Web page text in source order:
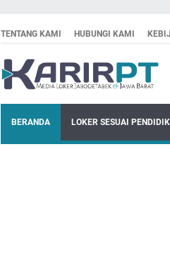
TENTANG KAMI HUBUNGI KAMI
BERANDA LOKER SESUAI